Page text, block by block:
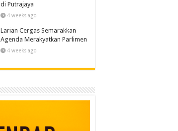
di Putrajaya
4 weeks ago
Larian Cergas Semarakkan
Agenda Merakyatkan Parlimen
4 weeks ago